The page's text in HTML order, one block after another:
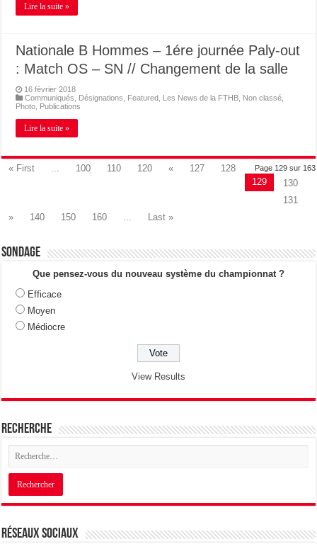
Lire la suite »
Nationale B Hommes – 1ére journée Paly-out
: Match OS – SN // Changement de la salle
16 février 2018
Communiqués
Désignations Featured Les News de la FTHB Non classé
Photo Publications
Lire la suite »
Page 129 sur 163
« First 100 110 120 « 127
128
129
130
131
»
140 150 160 Last »
Sondage
Que pensez-vous du nouveau système du championnat ?
Efficace
Moyen
Médiocre
View Results
Recherche
Réseaux sociaux